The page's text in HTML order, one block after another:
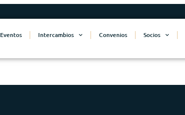
Eventos Intercambios Convenios Socios